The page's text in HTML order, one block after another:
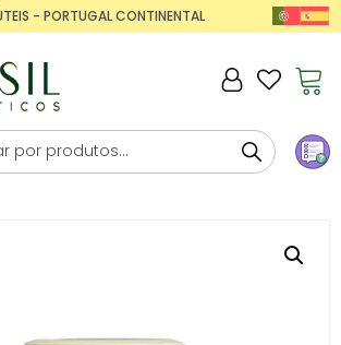
- PORTUGAL CONTINENTAL